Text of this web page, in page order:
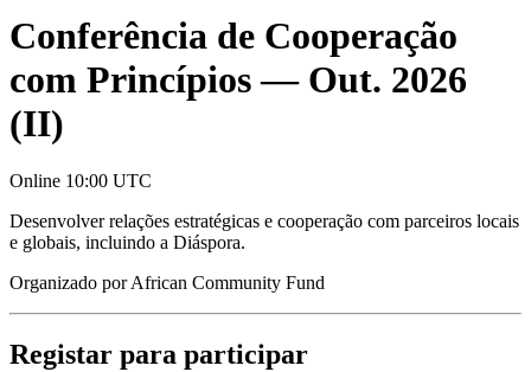
Conferência de Cooperação
com Princípios — Out. 2026
(II)
Online 10:00 UTC
Desenvolver relações estratégicas e cooperação com parceiros locais
e globais, incluindo a Diáspora.
Organizado porAfrican Community Fund
Registar para participar